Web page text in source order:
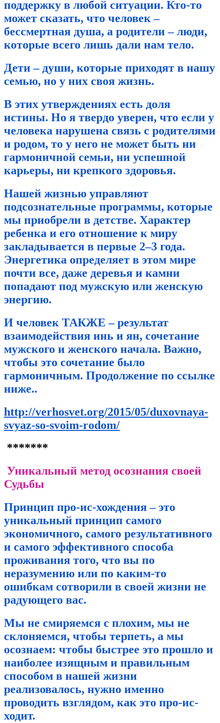
поддержку в любой ситуации. Кто-то
может сказать, что человек –
бессмертная душа, а родители – люди,
которые всего лишь дали нам тело.
Дети – души, которые приходят в нашу
семью, но у них своя жизнь.
В этих утверждениях есть доля
истины. Но я твердо уверен, что если у
человека нарушена связь с родителями
и родом, то у него не может быть ни
гармоничной семьи, ни успешной
карьеры, ни крепкого здоровья.
Нашей жизнью управляют
подсознательные программы, которые
мы приобрели в детстве. Характер
ребенка и его отношение к миру
закладывается в первые 2–3 года.
Энергетика определяет в этом мире
почти все, даже деревья и камни
попадают под мужскую или женскую
энергию.
И человек ТАКЖЕ – результат
взаимодействия инь и ян, сочетание
мужского и женского начала. Важно,
чтобы это сочетание было
гармоничным. Продолжение по ссылке
ниже..
http://verhosvet.org/2015/05/duxovnaya-
svyaz-so-svoim-rodom/
*******
Уникальный метод осознания своей
Судьбы
Принцип про-ис-хождения – это
уникальный принцип самого
экономичного, самого результативного
и самого эффективного способа
проживания того, что вы по
неразумению или по каким-то
ошибкам сотворили в своей жизни не
радующего вас.
Мы не смиряемся с плохим, мы не
склоняемся, чтобы терпеть, а мы
осознаем: чтобы быстрее это прошло и
наиболее изящным и правильным
способом в нашей жизни
реализовалось, нужно именно
проводить взглядом, как это про-ис-
ходит.